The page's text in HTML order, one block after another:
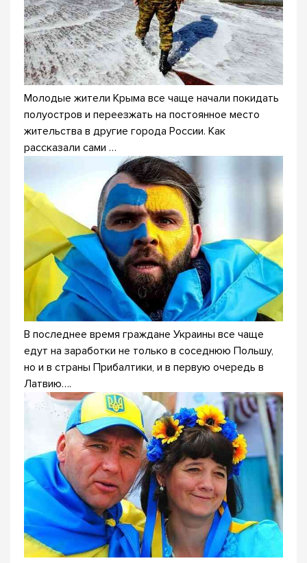
Молодые жители Крыма все чаще начали покидать
полуостров и переезжать на постоянное место
жительства в другие города России. Как
рассказали сами …
В последнее время граждане Украины все чаще
едут на заработки не только в соседнюю Польшу,
но и в страны Прибалтики, и в первую очередь в
Латвию….